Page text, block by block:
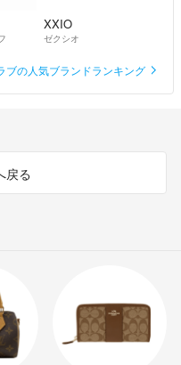
では、45インチです。宜しく
宜しくお願い致します。
実測して返信させて頂きた
リーブ先迄は何センチ(イン
XXIO
ゼクシオ
ブの人気ブランドランキング
戻る